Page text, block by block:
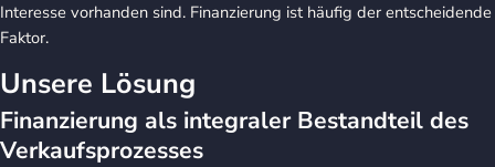
Interesse vorhanden sind. Finanzierung ist häufig der entscheidende
Faktor.
Unsere Lösung
Finanzierung als integraler Bestandteil des
Verkaufsprozesses